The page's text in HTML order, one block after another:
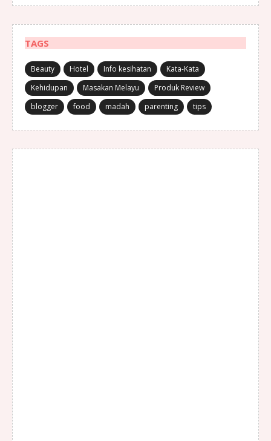
TAGS
Beauty Hotel Info kesihatan
Kata-Kata
Kehidupan
Masakan Melayu
Produk Review
blogger
food madah parenting tips